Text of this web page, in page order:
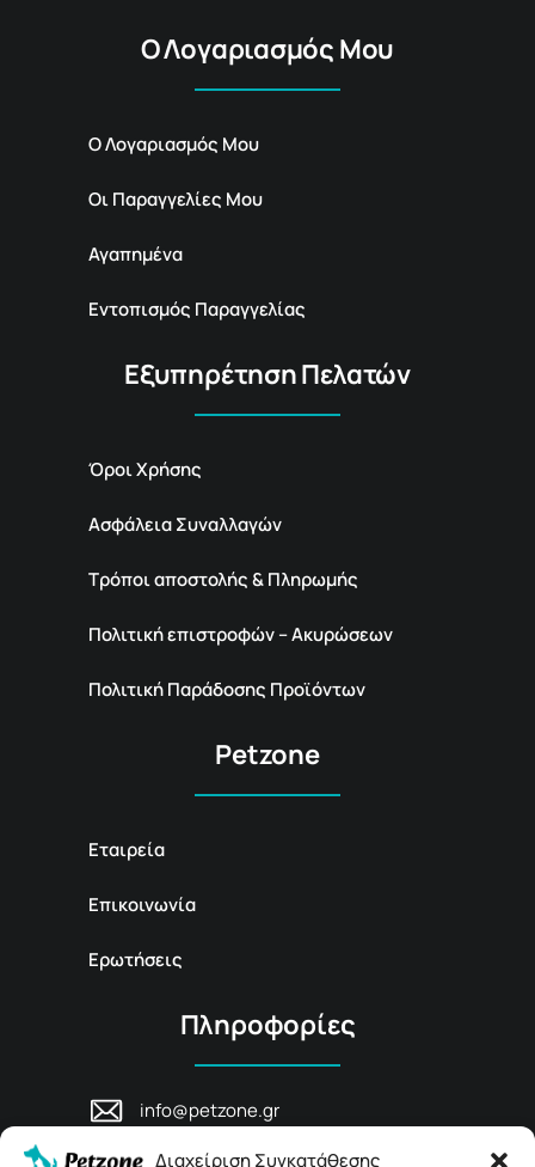
Διαχείριση Συγκατάθεσης
Ο Λογαριασμός Μου
Ο Λογαριασμός Μου
Οι Παραγγελίες Μου
Αγαπημένα
Εντοπισμός Παραγγελίας
Εξυπηρέτηση Πελατών
Όροι Χρήσης
Ασφάλεια Συναλλαγών
Τρόποι αποστολής & Πληρωμής
Πολιτική επιστροφών – Ακυρώσεων
Πολιτική Παράδοσης Προϊόντων
Petzone
Εταιρεία
Επικοινωνία
Ερωτήσεις
Πληροφορίες
info@petzone.gr